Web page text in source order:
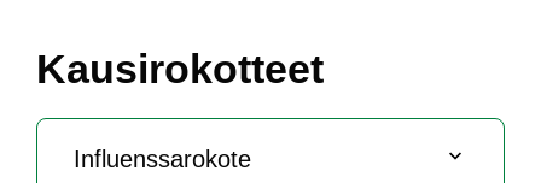
Kau­si­ro­kot­teet
Inf­luens­sa­ro­ko­te